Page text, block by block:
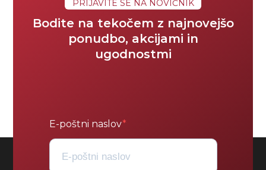
PRIJAVITE SE NA NOVIČNIK
Bodite na tekočem z najnovejšo
ponudbo, akcijami in
ugodnostmi
E-poštni naslov